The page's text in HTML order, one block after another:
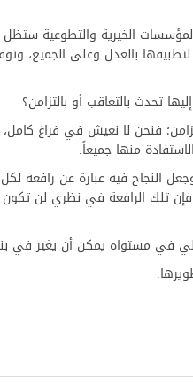
الخيرية والتطوعية
لتطبيقها بالعدل وعلى الجميع،
فنحن لا نعيش في فراغ كامل،
منها جميعاً.
النجاح فيه عبارة عن رافعة
تلك الرافعة في نظري لن
في مستواه يمكن أن يغير في